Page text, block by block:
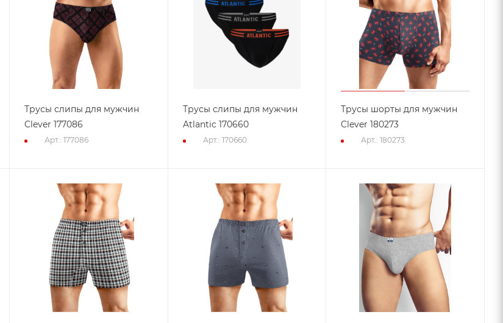
Трусы слипы для мужчин
Clever 177086
Арт.: 177086
Трусы слипы для мужчин
Atlantic 170660
Арт.: 170660
Трусы шорты для мужчин
Clever 180273
Арт.: 180273